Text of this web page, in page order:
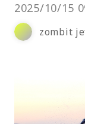
2025/10/15
zombit